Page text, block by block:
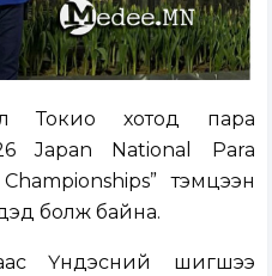
Токио хотод пара
Japan National Para
тэмцээн
болж байна.
Үндэсний шигшээ